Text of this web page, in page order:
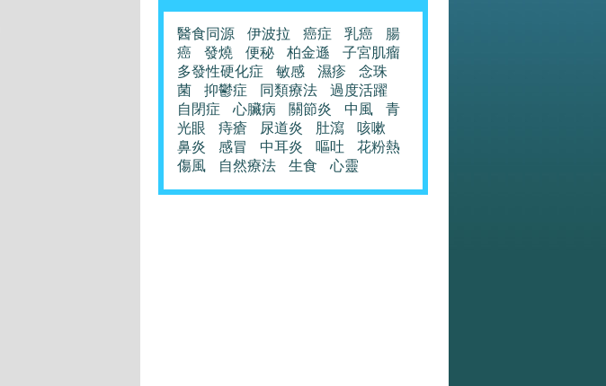
醫食同源 伊波拉 癌症 乳癌
腸
癌
發燒 便秘 柏金遜
子宮肌瘤
多發性硬化症
敏感 濕疹
念珠
菌
抑鬱症 同類療法
過度活躍
自閉症
心臟病 關節炎 中風
青
光眼
痔瘡 尿道炎 肚瀉
咳嗽
鼻炎
感冒 中耳炎 嘔吐
花粉熱
傷風
自然療法 生食 心靈